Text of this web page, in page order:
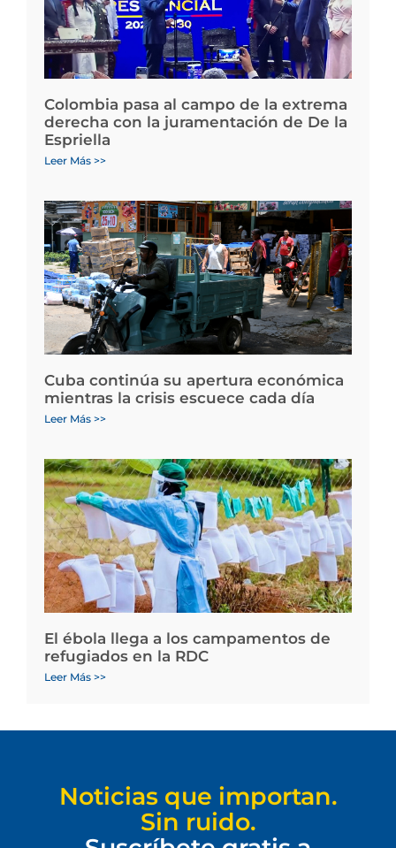
Colombia pasa al campo de la extrema
derecha con la juramentación de De la
Espriella
Leer Más >>
Cuba continúa su apertura económica
mientras la crisis escuece cada día
Leer Más >>
El ébola llega a los campamentos de
refugiados en la RDC
Leer Más >>
Noticias que importan.
Sin ruido.